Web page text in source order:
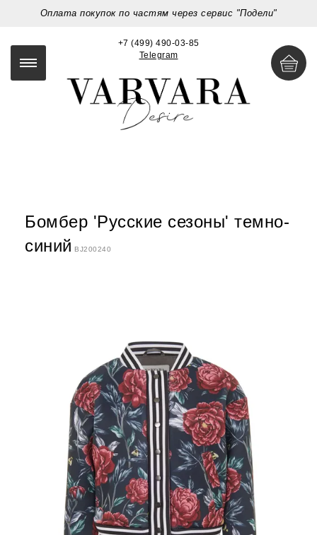
Оплата покупок по частям через сервис "Подели"
+7 (499) 490-03-85
Telegram
Бомбер 'Русские сезоны' темно-
синий BJ200240